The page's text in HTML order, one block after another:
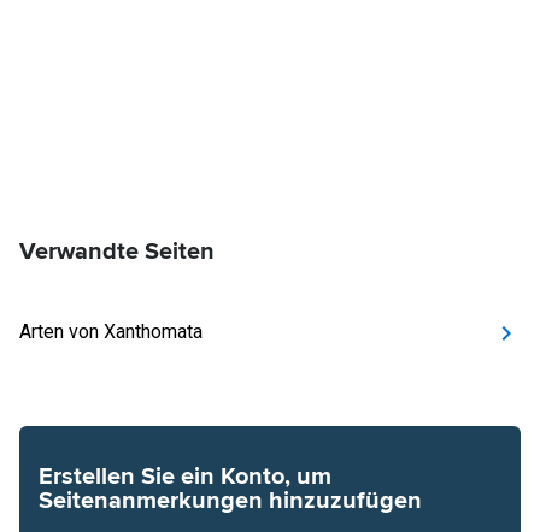
Verwandte Seiten
Arten von Xanthomata
Erstellen Sie ein Konto, um
Seitenanmerkungen hinzuzufügen